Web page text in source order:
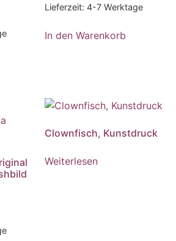
Lieferzeit: 4-7 Werktage
In den Warenkorb
Clownfisch, Kunstdruck
Weiterlesen